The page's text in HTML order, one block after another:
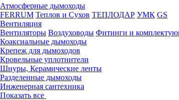
Атмосферные дымоходы
FERRUM Теплов и Сухов ТЕПЛОДАР УМК GS
Вентиляция
Вентиляторы Воздуховоды Фитинги и
Коаксиальные дымоходы
Крепеж для дымоходов
Кровельные уплотнители
Шнуры, Керамические ленты
Разделенные дымоходы
Инженерная сантехника
Показать все